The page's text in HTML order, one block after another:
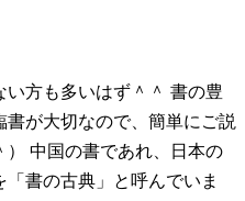
方も多いはず＾＾ 書の豊
が大切なので、簡単にご説
中国の書であれ、日本の
書の古典」と呼んでいま